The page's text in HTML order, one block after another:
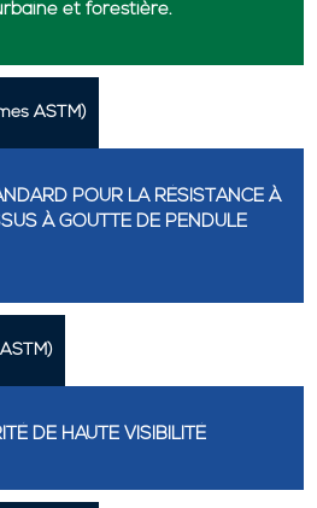
et forestière.
ASTM)
POUR LA RÉSISTANCE À
À GOUTTE DE PENDULE
DE HAUTE VISIBILITÉ